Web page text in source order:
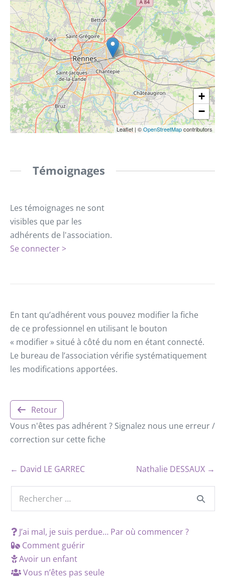
+
−
Leaflet | ©OpenStreetMapcontributors
Témoignages
Les témoignages ne sont
visibles que par les
adhérents de l'association.
Se connecter >
En tant qu’adhérent vous pouvez modifier la fiche
de ce professionnel en utilisant le bouton
« modifier » situé à côté du nom en étant connecté.
Le bureau de l’association vérifie systématiquement
les modifications apportées.
Retour
Vous n'êtes pas adhérent ? Signalez nous une erreur /
correction sur cette fiche
← David LE GARREC Nathalie DESSAUX →
J’ai mal, je suis perdue… Par où commencer ?
Comment guérir
Avoir un enfant
Vous n’êtes pas seule